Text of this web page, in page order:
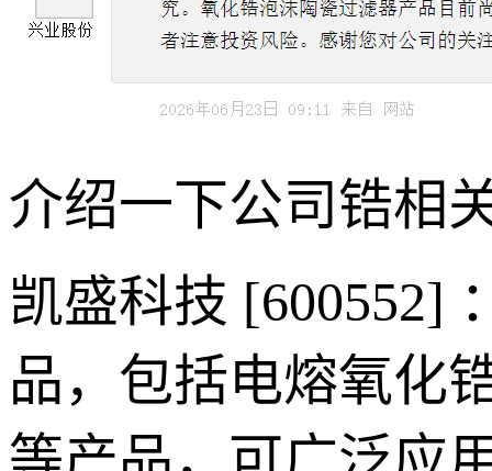
介绍一下公司锆相
凯盛科技 [600552]
品，包括电熔氧化